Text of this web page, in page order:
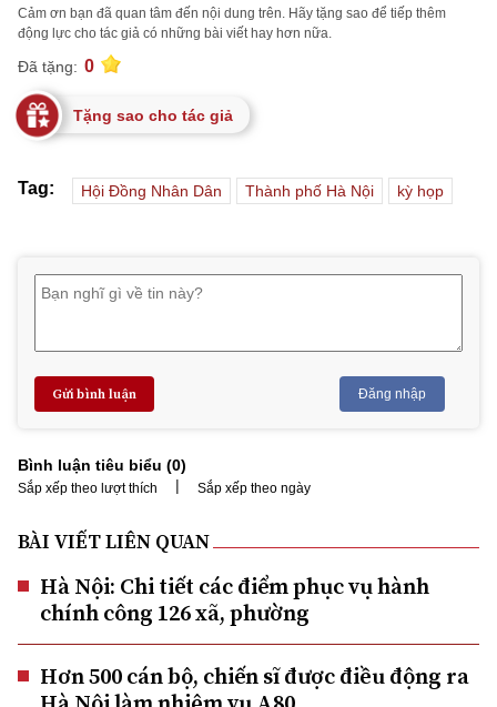
Cảm ơn bạn đã quan tâm đến nội dung trên. Hãy tặng sao để tiếp thêm
động lực cho tác giả có những bài viết hay hơn nữa.
Đã tặng: 0
Tặng sao cho tác giả
Tag: Hội Đồng Nhân Dân Thành phố Hà Nội kỳ họp
Gửi bình luận Đăng nhập
Bình luận tiêu biểu (0)
Sắp xếp theo lượt thích | Sắp xếp theo ngày
BÀI VIẾT LIÊN QUAN
Hà Nội: Chi tiết các điểm phục vụ hành
chính công 126 xã, phường
Hơn 500 cán bộ, chiến sĩ được điều động ra